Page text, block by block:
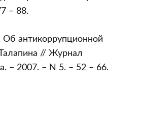
– 88.
Об антикоррупционной
// Журнал
– 2007. – N 5. – 52 – 66.